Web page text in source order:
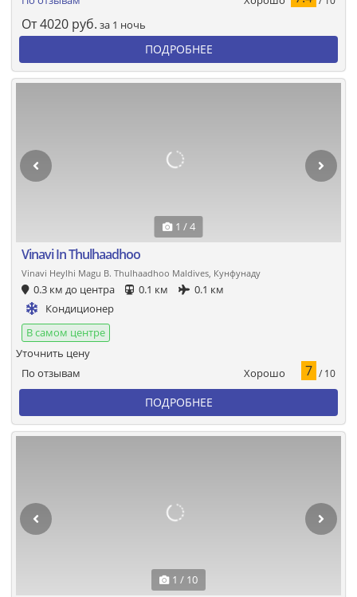
От4020 руб. за 1 ночь
ПОДРОБНЕЕ
1 / 4
Vinavi In Thulhaadhoo
Vinavi Heylhi Magu B. Thulhaadhoo Maldives, Кунфунаду
0.3 км до центра 0.1 км
0.1 км
Кондиционер
В самом центре
По отзывам Хорошо 7 / 10
Уточнить цену
ПОДРОБНЕЕ
1 / 10